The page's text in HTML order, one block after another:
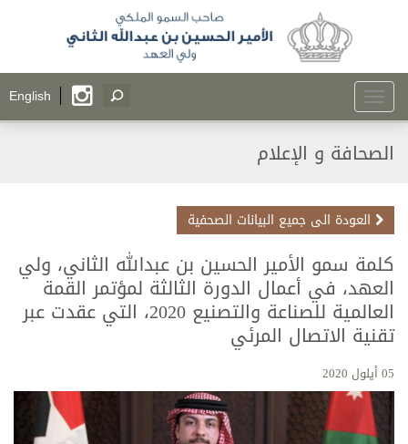
English Toggle
navigation
الصحافة و الإعلام
العودة الى جميع البيانات الصحفية
كلمة سمو الأمير الحسين بن عبدالله الثاني، ولي
العهد، في أعمال الدورة الثالثة لمؤتمر القمة
العالمية للصناعة والتصنيع 2020، التي عقدت عبر
تقنية الاتصال المرئي
05 أيلول 2020